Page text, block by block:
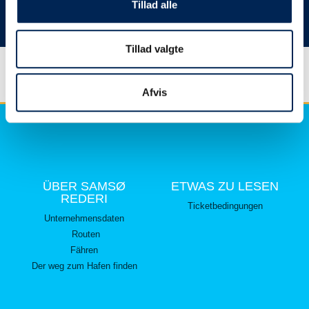
Tillad alle
Tillad valgte
Afvis
Vielen Dank für Ihr Verständnis.
ÜBER SAMSØ
REDERI
Unternehmensdaten
Routen
Fähren
Der weg zum Hafen finden
ETWAS ZU LESEN
Ticketbedingungen